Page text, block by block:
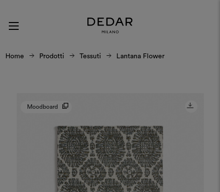
Home Prodotti Tessuti Lantana Flower
Moodboard